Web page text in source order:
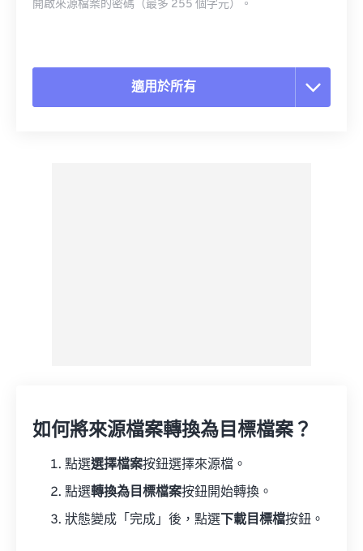
開啟來源檔案的密碼（最多 255 個字元）。
適用於所有
如何將來源檔案轉換為目標檔案？
點選選擇檔案按鈕選擇來源檔。
點選轉換為目標檔案按鈕開始轉換。
狀態變成「完成」後，點選 下載目標檔按鈕。